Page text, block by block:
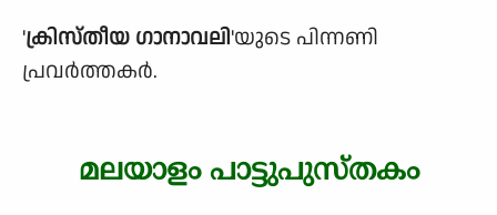
'ക്രിസ്തീയ ഗാനാവലി'യുടെ പിന്നണി
പ്രവര്‍ത്തകര്‍.
മലയാളം പാട്ടുപുസ്തകം